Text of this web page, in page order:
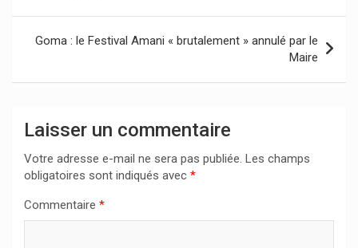
l’article
Goma : le Festival Amani « brutalement » annulé par le
Maire
Laisser un commentaire
Votre adresse e-mail ne sera pas publiée. Les champs
obligatoires sont indiqués avec *
Commentaire *